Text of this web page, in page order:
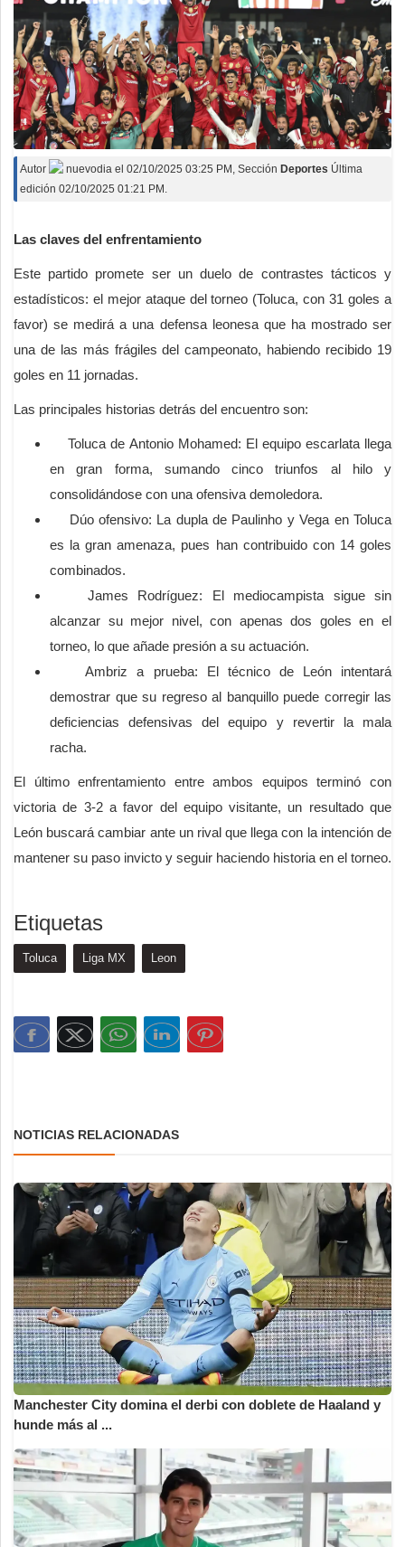
Autor nuevodia el 02/10/2025 03:25 PM , Sección Deportes Última
edición 02/10/2025 01:21 PM.
Las claves del enfrentamiento
Este partido promete ser un duelo de contrastes tácticos y
estadísticos: el mejor ataque del torneo (Toluca, con 31 goles a
favor) se medirá a una defensa leonesa que ha mostrado ser
una de las más frágiles del campeonato, habiendo recibido 19
goles en 11 jornadas.
Las principales historias detrás del encuentro son:
Toluca de Antonio Mohamed: El equipo escarlata llega
en gran forma, sumando cinco triunfos al hilo y
consolidándose con una ofensiva demoledora.
Dúo ofensivo: La dupla de Paulinho y Vega en Toluca
es la gran amenaza, pues han contribuido con 14 goles
combinados.
James Rodríguez: El mediocampista sigue sin
alcanzar su mejor nivel, con apenas dos goles en el
torneo, lo que añade presión a su actuación.
Ambriz a prueba: El técnico de León intentará
demostrar que su regreso al banquillo puede corregir las
deficiencias defensivas del equipo y revertir la mala
racha.
El último enfrentamiento entre ambos equipos terminó con
victoria de 3-2 a favor del equipo visitante, un resultado que
León buscará cambiar ante un rival que llega con la intención de
mantener su paso invicto y seguir haciendo historia en el torneo.
Etiquetas
Toluca Liga MX Leon
NOTICIAS RELACIONADAS
Manchester City domina el derbi con doblete de Haaland y
hunde más al ...